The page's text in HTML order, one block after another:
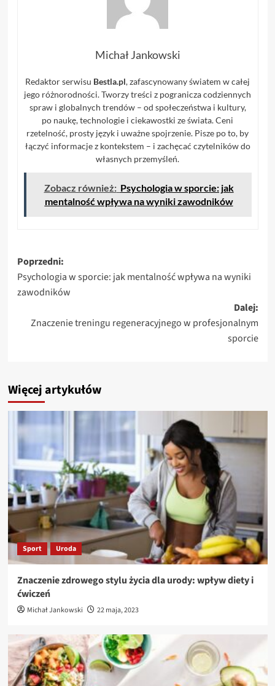
Michał Jankowski
Redaktor serwisu Bestla.pl, zafascynowany światem w całej
jego różnorodności. Tworzy treści z pogranicza codziennych
spraw i globalnych trendów – od społeczeństwa i kultury,
po naukę, technologie i ciekawostki ze świata. Ceni
rzetelność, prosty język i uważne spojrzenie. Pisze po to, by
łączyć informacje z kontekstem – i zachęcać czytelników do
własnych przemyśleń.
Zobacz również: Psychologia w sporcie: jak
mentalność wpływa na wyniki zawodników
Zobacz
wpisy
Poprzedni:
Psychologia w sporcie: jak mentalność wpływa na wyniki
zawodników
Dalej:
Znaczenie treningu regeneracyjnego w profesjonalnym
sporcie
Więcej artykułów
Sport Uroda
Znaczenie zdrowego stylu życia dla urody: wpływ diety i
ćwiczeń
Michał Jankowski 22 maja, 2023